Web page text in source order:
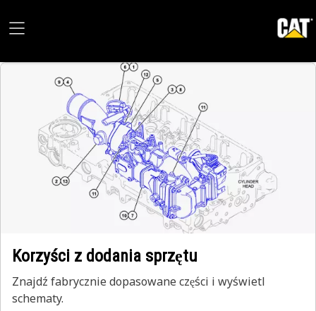
Korzyści z dodania sprzętu
Znajdź fabrycznie dopasowane części i wyświetl
schematy.